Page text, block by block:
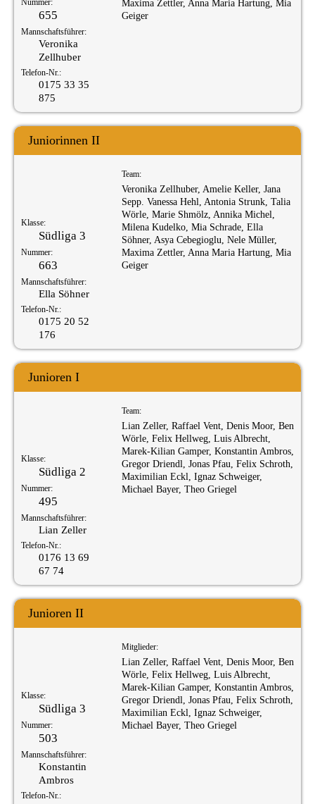
Nummer:
655
Mannschaftsführer:
Veronika
Zellhuber
Telefon-Nr.:
0175 33 35
875
Maxima Zettler, Anna Maria Hartung, Mia
Geiger
Juniorinnen II
Klasse:
Südliga 3
Nummer:
663
Mannschaftsführer:
Ella Söhner
Telefon-Nr.:
0175 20 52
176
Team:
Veronika Zellhuber, Amelie Keller, Jana
Sepp. Vanessa Hehl, Antonia Strunk, Talia
Wörle, Marie Shmölz, Annika Michel,
Milena Kudelko, Mia Schrade, Ella
Söhner, Asya Cebegioglu, Nele Müller,
Maxima Zettler, Anna Maria Hartung, Mia
Geiger
Junioren I
Klasse:
Südliga 2
Nummer:
495
Mannschaftsführer:
Lian Zeller
Telefon-Nr.:
0176 13 69
67 74
Team:
Lian Zeller, Raffael Vent, Denis Moor, Ben
Wörle, Felix Hellweg, Luis Albrecht,
Marek-Kilian Gamper, Konstantin Ambros,
Gregor Driendl, Jonas Pfau, Felix Schroth,
Maximilian Eckl, Ignaz Schweiger,
Michael Bayer, Theo Griegel
Junioren II
Klasse:
Südliga 3
Nummer:
503
Mannschaftsführer:
Konstantin
Ambros
Telefon-Nr.:
Mitglieder:
Lian Zeller, Raffael Vent, Denis Moor, Ben
Wörle, Felix Hellweg, Luis Albrecht,
Marek-Kilian Gamper, Konstantin Ambros,
Gregor Driendl, Jonas Pfau, Felix Schroth,
Maximilian Eckl, Ignaz Schweiger,
Michael Bayer, Theo Griegel